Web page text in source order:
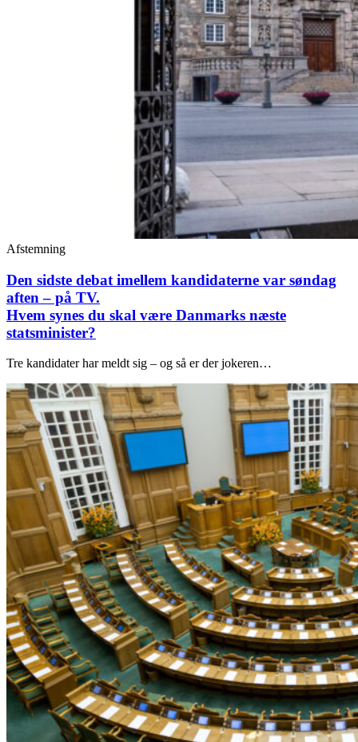
Afstemning
Den sidste debat imellem kandidaterne var søndag
aften – på TV.
Hvem synes du skal være Danmarks næste
statsminister?
Tre kandidater har meldt sig – og så er der jokeren…